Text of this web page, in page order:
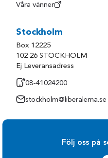
Våra vänner
Stockholm
Box 12225
102 26 STOCKHOLM
Ej Leveransadress
08-41024200
stockholm@liberalerna.se
Följ oss på